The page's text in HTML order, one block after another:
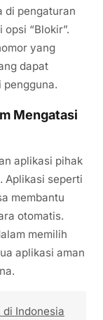
di pengaturan
“Blokir”.
yang
dapat
pengguna.
Mengatasi
aplikasi pihak
Aplikasi seperti
membantu
otomatis.
memilih
aplikasi aman
Indonesia